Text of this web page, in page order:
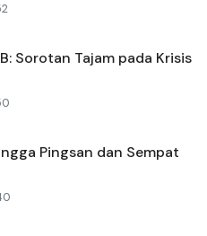
Sorotan Tajam pada Krisis
Pingsan dan Sempat